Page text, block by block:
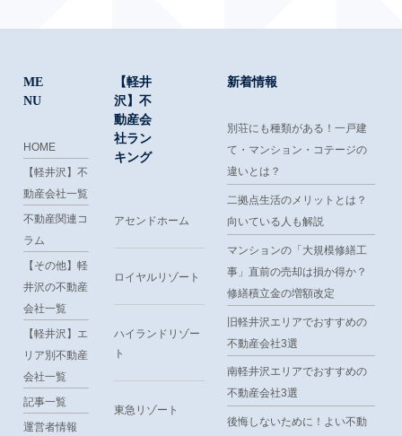
ME
NU
HOME
【軽井沢】不
動産会社一覧
不動産関連コ
ラム
【その他】軽
井沢の不動産
会社一覧
【軽井沢】エ
リア別不動産
会社一覧
記事一覧
運営者情報
【軽井
沢】不
動産会
社ラン
キング
アセンドホーム
ロイヤルリゾート
ハイランドリゾー
ト
東急リゾート
新着情報
別荘にも種類がある！一戸建
て・マンション・コテージの
違いとは？
二拠点生活のメリットとは？
向いている人も解説
マンションの「大規模修繕工
事」直前の売却は損か得か？
修繕積立金の増額改定
旧軽井沢エリアでおすすめの
不動産会社3選
南軽井沢エリアでおすすめの
不動産会社3選
後悔しないために！よい不動